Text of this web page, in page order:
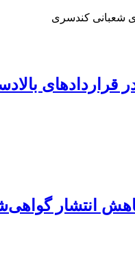
شعبانی کندسری
قراردادهای
انتشار